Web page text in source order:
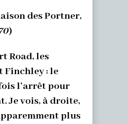
des Portner,
)
Road, les
Finchley : le
l’arrêt pour
Je vois, à droite,
plus